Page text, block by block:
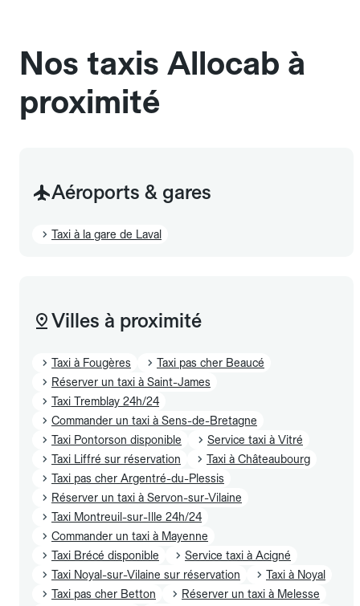
Nos taxis Allocab à
proximité
Aéroports & gares
Taxi à la gare de Laval
Villes à proximité
Taxi à Fougères
Taxi pas cher Beaucé
Réserver un taxi à Saint-James
Taxi Tremblay 24h/24
Commander un taxi à Sens-de-Bretagne
Taxi Pontorson disponible
Service taxi à Vitré
Taxi Liffré sur réservation
Taxi à Châteaubourg
Taxi pas cher Argentré-du-Plessis
Réserver un taxi à Servon-sur-Vilaine
Taxi Montreuil-sur-Ille 24h/24
Commander un taxi à Mayenne
Taxi Brécé disponible
Service taxi à Acigné
Taxi Noyal-sur-Vilaine sur réservation
Taxi à Noyal
Taxi pas cher Betton
Réserver un taxi à Melesse